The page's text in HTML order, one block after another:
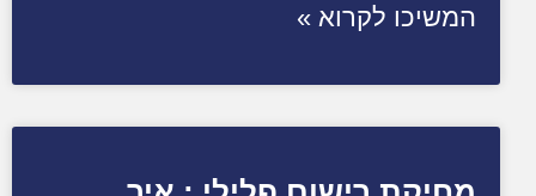
המשיכו לקרוא »